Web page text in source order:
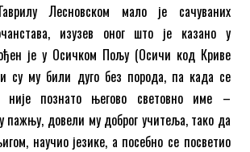
Лесновском мало је сачуваних
изузев оног што је казано у
је у Осичком Пољу (Осичи код Криве
су му били дуго без порода, па када се
познато његово световно име –
пажњу, довели му доброг учитеља, тако да
научио језике, а посебно се посветио